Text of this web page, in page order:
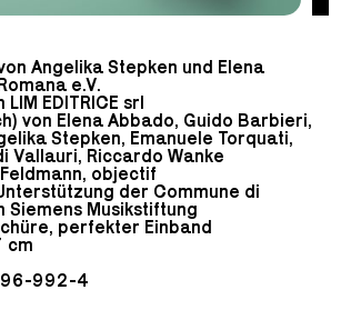
Angelika Stepken und Elena
e.V.
EDITRICE srl
von Elena Abbado, Guido Barbieri,
Stepken, Emanuele Torquati,
Vallauri, Riccardo Wanke
objectif
der Commune di
Siemens Musikstiftung
perfekter Einband
cm
992-4